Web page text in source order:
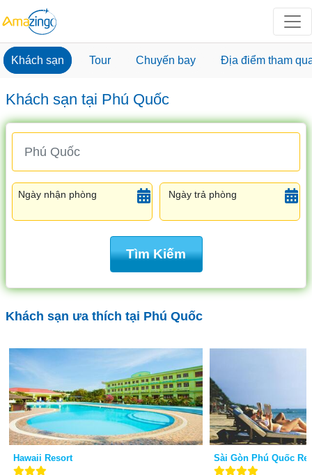
Khách sạn Tour Chuyến bay Địa điểm tham
Khách sạn tại Phú Quốc
Ngày nhận phòng Ngày trả phòng
Tìm Kiếm
Khách sạn ưa thích tại Phú Quốc
Hawaii Resort Sài Gòn Phú Quốc